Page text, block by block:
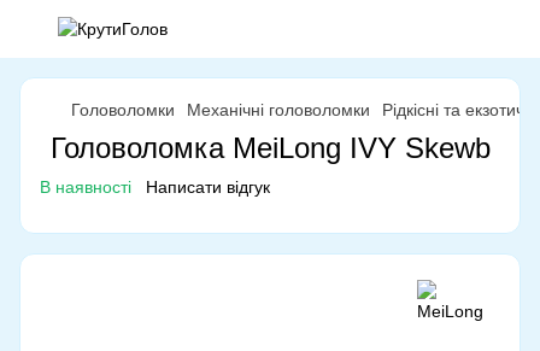
Головоломки Механічні головоломки Рідкісні та
Головоломка MeiLong IVY Skewb
В наявності Написати відгук